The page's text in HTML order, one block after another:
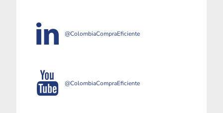
@ColombiaCompraEficiente
@ColombiaCompraEficiente